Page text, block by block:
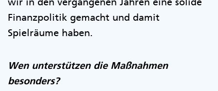
Finanzpolitik gemacht und damit
Spielräume haben.
Wen unterstützen die Maßnahmen
besonders?